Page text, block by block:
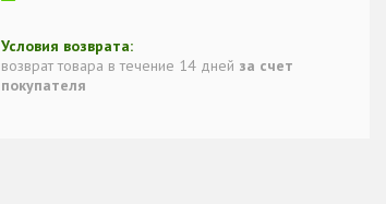
возврат товара в течение 14 дней за счет
покупателя